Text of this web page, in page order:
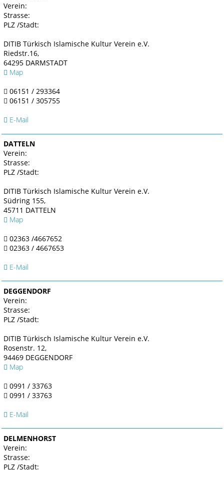
Verein:
Strasse:
PLZ /Stadt:
DITIB Türkisch Islamische Kultur Verein e.V.
Riedstr.16,
64295 DARMSTADT
Map
06151 / 293364
06151 / 305755
E-Mail
DATTELN
Verein:
Strasse:
PLZ /Stadt:
DITIB Türkisch Islamische Kultur Verein e.V.
Südring 155,
45711 DATTELN
Map
02363 /4667652
02363 / 4667653
E-Mail
DEGGENDORF
Verein:
Strasse:
PLZ /Stadt:
DITIB Türkisch Islamische Kultur Verein e.V.
Rosenstr. 12,
94469 DEGGENDORF
Map
0991 / 33763
0991 / 33763
E-Mail
DELMENHORST
Verein:
Strasse:
PLZ /Stadt: